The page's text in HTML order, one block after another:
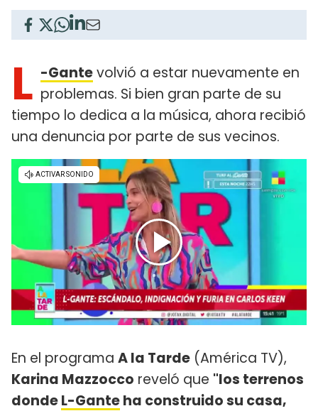
L -Gantevolvió a estar nuevamente en
problemas. Si bien gran parte de su
tiempo lo dedica a la música, ahora recibió
una denuncia por parte de sus vecinos.
En el programa A la Tarde (América TV),
Karina Mazzocco reveló que "los terrenos
dondeL-Ganteha construido su casa,